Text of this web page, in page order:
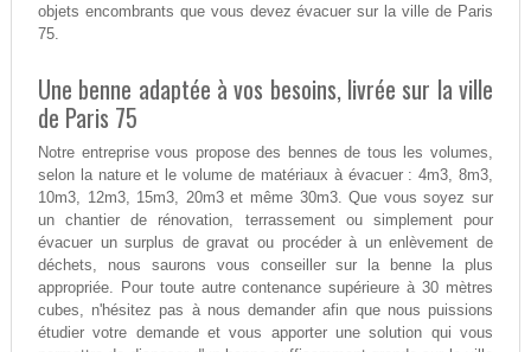
objets encombrants que vous devez évacuer sur la ville de Paris
75.
Une benne adaptée à vos besoins, livrée sur la ville
de Paris 75
Notre entreprise vous propose des bennes de tous les volumes,
selon la nature et le volume de matériaux à évacuer : 4m3, 8m3,
10m3, 12m3, 15m3, 20m3 et même 30m3. Que vous soyez sur
un chantier de rénovation, terrassement ou simplement pour
évacuer un surplus de gravat ou procéder à un enlèvement de
déchets, nous saurons vous conseiller sur la benne la plus
appropriée. Pour toute autre contenance supérieure à 30 mètres
cubes, n'hésitez pas à nous demander afin que nous puissions
étudier votre demande et vous apporter une solution qui vous